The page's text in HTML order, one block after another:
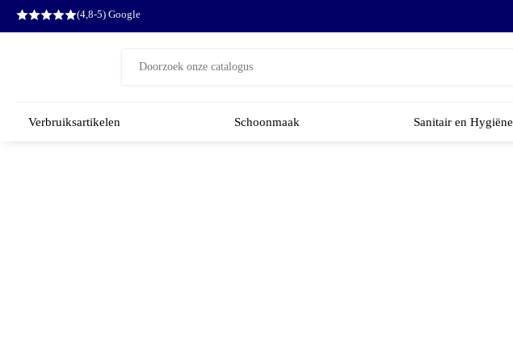
(4,8-5) Google
Zoeken
Verbruiksartikelen Schoonmaak Sanitair en Hygiëne